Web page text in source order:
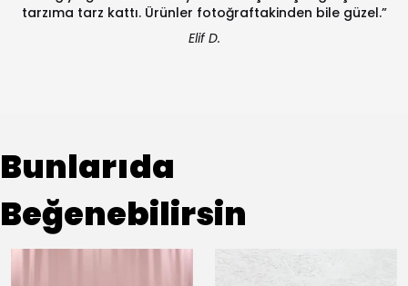
tarzıma tarz kattı. Ürünler fotoğraftakinden bile güzel.”
Elif D.
Bunlarıda
Beğenebilirsin